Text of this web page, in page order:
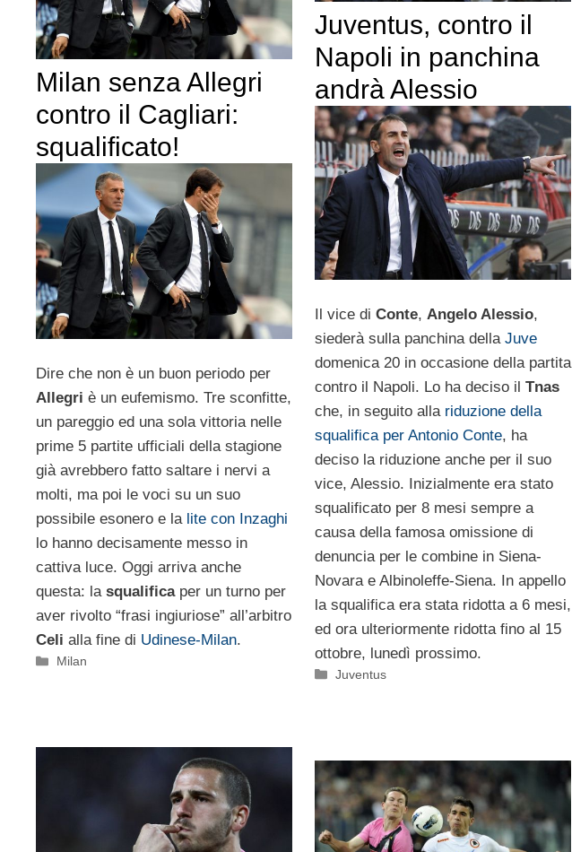
Juventus, contro il
Napoli in panchina
andrà Alessio
Il vice di Conte, Angelo Alessio,
siederà sulla panchina della Juve
domenica 20 in occasione della partita
contro il Napoli. Lo ha deciso il Tnas
che, in seguito alla riduzione della
squalifica per Antonio Conte, ha
deciso la riduzione anche per il suo
vice, Alessio. Inizialmente era stato
squalificato per 8 mesi sempre a
causa della famosa omissione di
denuncia per le combine in Siena-
Novara e Albinoleffe-Siena. In appello
la squalifica era stata ridotta a 6 mesi,
ed ora ulteriormente ridotta fino al 15
ottobre, lunedì prossimo.
Categorie
Juventus
Milan senza Allegri
contro il Cagliari:
squalificato!
Dire che non è un buon periodo per
Allegri è un eufemismo. Tre sconfitte,
un pareggio ed una sola vittoria nelle
prime 5 partite ufficiali della stagione
già avrebbero fatto saltare i nervi a
molti, ma poi le voci su un suo
possibile esonero e la lite con Inzaghi
lo hanno decisamente messo in
cattiva luce. Oggi arriva anche
questa: la squalificaper un turno per
aver rivolto “frasi ingiuriose” all’arbitro
Celi alla fine di Udinese-Milan.
Categorie
Milan